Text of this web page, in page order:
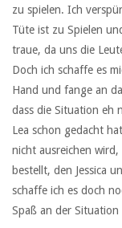
zu spielen. Ich
Tüte ist zu Spielen
traue, da uns die
Doch ich schaffe es
Hand und fange an
dass die Situation eh
Lea schon gedacht
nicht ausreichen
bestellt, den Jessica
schaffe ich es doch
Spaß an der Situation